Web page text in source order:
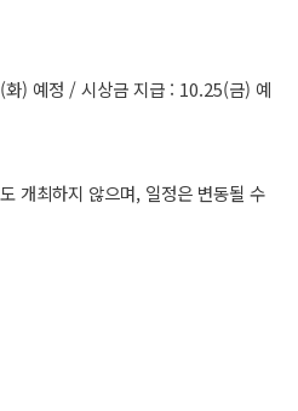
) 예정 / 시상금 지급 : 10.25(금) 예
최하지 않으며, 일정은 변동될 수